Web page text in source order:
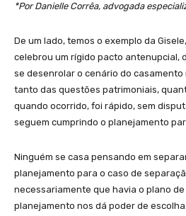
*Por Danielle Corrêa, advogada
De um lado, temos o exemplo da
celebrou um rígido pacto antenupcial,
se desenrolar o cenário do
tanto das questões patrimoniais,
quando ocorrido, foi rápido, sem
seguem cumprindo o planejamento
Ninguém se casa pensando em
planejamento para o caso de
necessariamente que havia o plano de
planejamento nos dá poder de